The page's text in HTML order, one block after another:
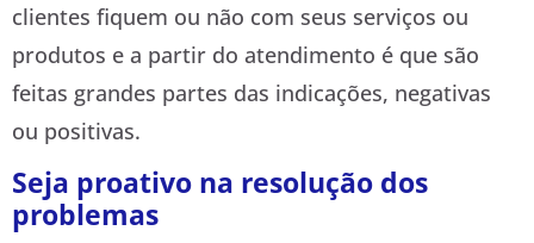
clientes fiquem ou não com seus serviços ou
produtos e a partir do atendimento é que são
feitas grandes partes das indicações, negativas
ou positivas.
Seja proativo na resolução dos
problemas